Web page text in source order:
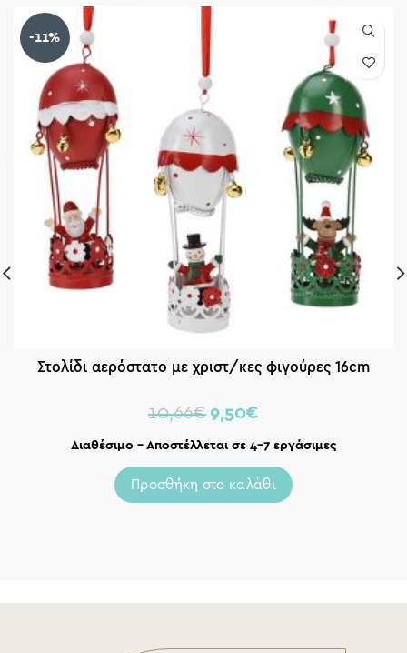
-11%
Στολίδι αερόστατο με χριστ/κες φιγούρες 16cm
10,66€ 9,50€
Διαθέσιμο – Αποστέλλεται σε 4-7 εργάσιμες
Προσθήκη στο καλάθι